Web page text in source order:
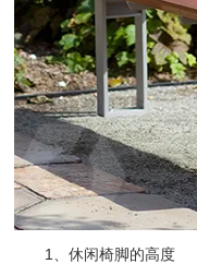
1、休闲椅脚的高度